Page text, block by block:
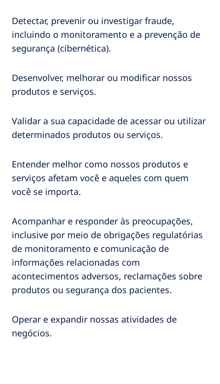
Detectar, prevenir ou investigar fraude,
incluindo o monitoramento e a prevenção de
segurança (cibernética).
Desenvolver, melhorar ou modificar nossos
produtos e serviços.
Validar a sua capacidade de acessar ou utilizar
determinados produtos ou serviços.
Entender melhor como nossos produtos e
serviços afetam você e aqueles com quem
você se importa.
Acompanhar e responder às preocupações,
inclusive por meio de obrigações regulatórias
de monitoramento e comunicação de
informações relacionadas com
acontecimentos adversos, reclamações sobre
produtos ou segurança dos pacientes.
Operar e expandir nossas atividades de
negócios.